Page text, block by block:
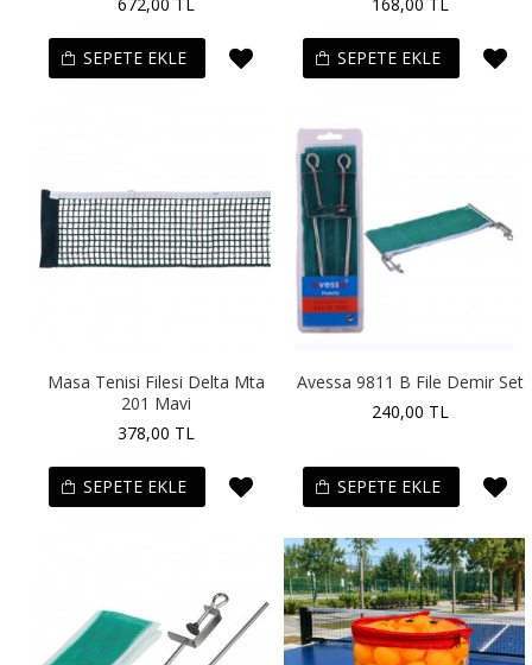
672,00 TL
SEPETE EKLE
168,00 TL
SEPETE EKLE
Masa Tenisi Filesi Delta Mta
201 Mavi
378,00 TL
SEPETE EKLE
Avessa 9811 B File Demir Set
240,00 TL
SEPETE EKLE